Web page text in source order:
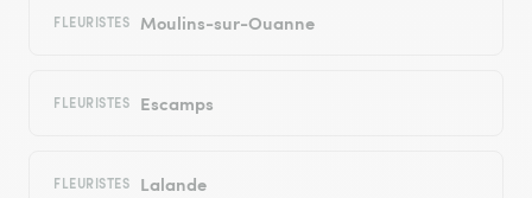
FLEURISTES Moulins-sur-Ouanne
FLEURISTES Escamps
FLEURISTES Lalande